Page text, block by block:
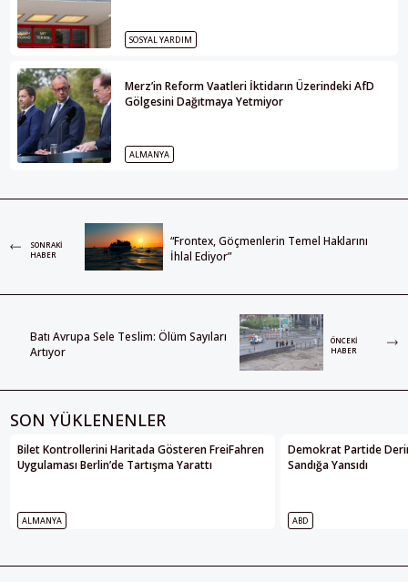
SOSYAL YARDIM
Merz’in Reform Vaatleri İktidarın Üzerindeki AfD
Gölgesini Dağıtmaya Yetmiyor
ALMANYA
SONRAKI
HABER
“Frontex, Göçmenlerin Temel Haklarını
İhlal Ediyor”
Batı Avrupa Sele Teslim: Ölüm Sayıları
Artıyor
ÖNCEKI
HABER
SON YÜKLENENLER
Bilet Kontrollerini Haritada Gösteren FreiFahren
Uygulaması Berlin’de Tartışma Yarattı
ALMANYA
Demokrat Partide
Sandığa Yansıdı
ABD